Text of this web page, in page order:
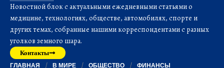
Новостной блок с актуальными ежедневными статьями о
медицине, технологиях, обществе, автомобилях, спорте и
других темах, собранные нашими корреспондентами с разных
уголков земного шара.
Контакты
ГЛАВНАЯ В МИРЕ ОБЩЕСТВО
ФИНАНСЫ